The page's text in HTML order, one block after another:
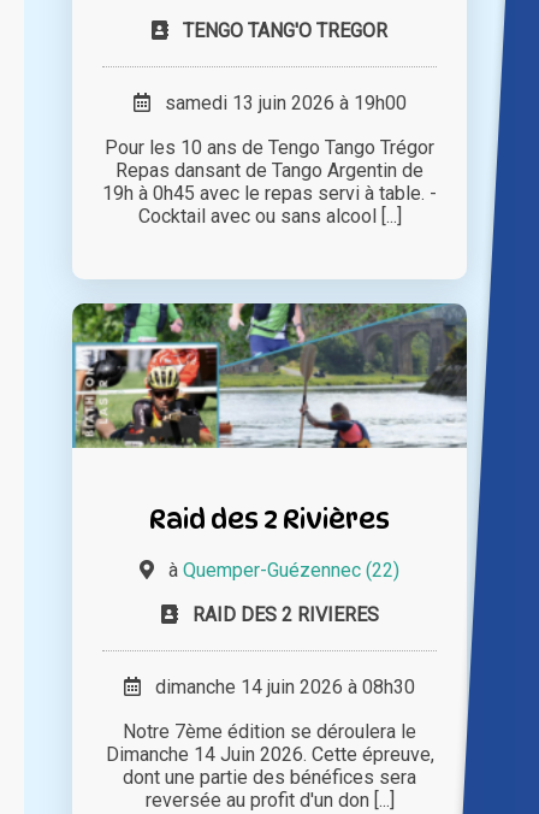
TENGO TANG'O TREGOR
samedi 13 juin 2026 à 19h00
Pour les 10 ans de Tengo Tango Trégor
Repas dansant de Tango Argentin de
19h à 0h45 avec le repas servi à table. -
Cocktail avec ou sans alcool [...]
Raid des 2 Rivières
à Quemper-Guézennec (22)
RAID DES 2 RIVIERES
dimanche 14 juin 2026 à 08h30
Notre 7ème édition se déroulera le
Dimanche 14 Juin 2026. Cette épreuve,
dont une partie des bénéfices sera
reversée au profit d'un don [...]